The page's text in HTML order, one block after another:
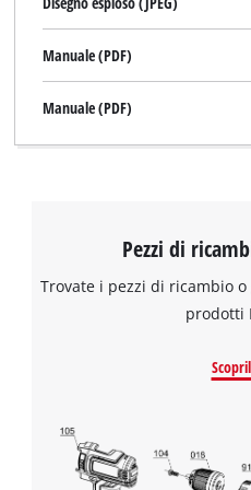
Manuale (PDF)
Manuale (PDF)
Pezzi di
Trovate i pezzi di ricambio
prodotti